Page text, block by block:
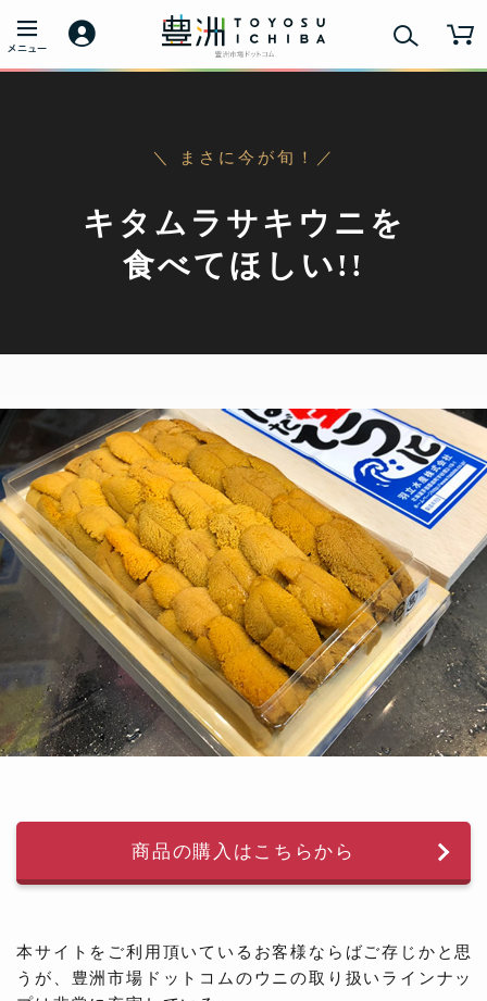
＼ まさに今が旬！／
キタムラサキウニを
食べてほしい!!
商品の購入はこちらから
本サイトをご利用頂いているお客様ならばご存じかと思
うが、豊洲市場ドットコムのウニの取り扱いラインナッ